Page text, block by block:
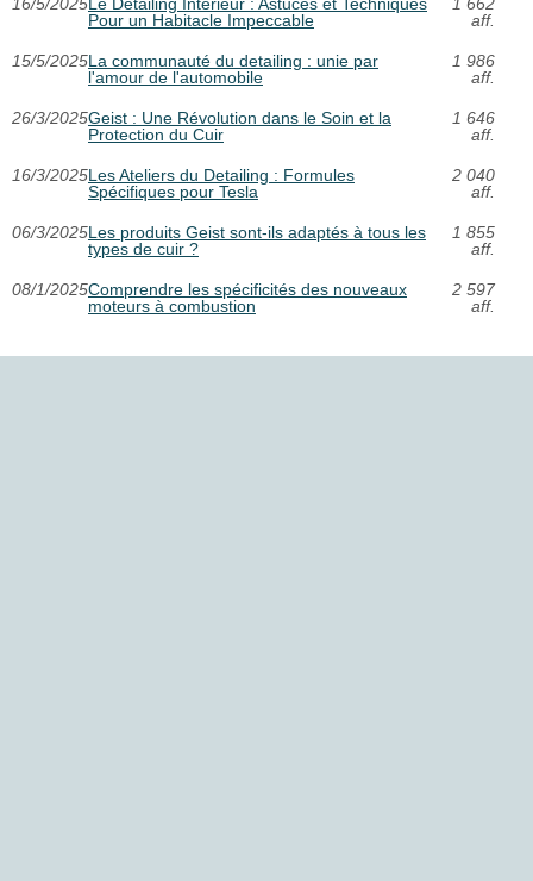
Pour un Habitacle Impeccable
aff.
15/5/2025La communauté du detailing : unie par
l'amour de l'automobile
1 986
aff.
26/3/2025Geist : Une Révolution dans le Soin et la
Protection du Cuir
1 646
aff.
16/3/2025Les Ateliers du Detailing : Formules
Spécifiques pour Tesla
2 040
aff.
06/3/2025Les produits Geist sont-ils adaptés à tous les
types de cuir ?
1 855
aff.
08/1/2025Comprendre les spécificités des nouveaux
moteurs à combustion
2 597
aff.